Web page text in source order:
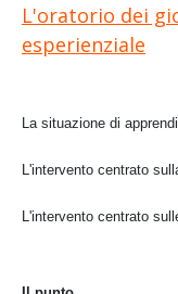
L'oratorio dei
esperienziale
La situazione di
L'intervento centrato
L'intervento centrato